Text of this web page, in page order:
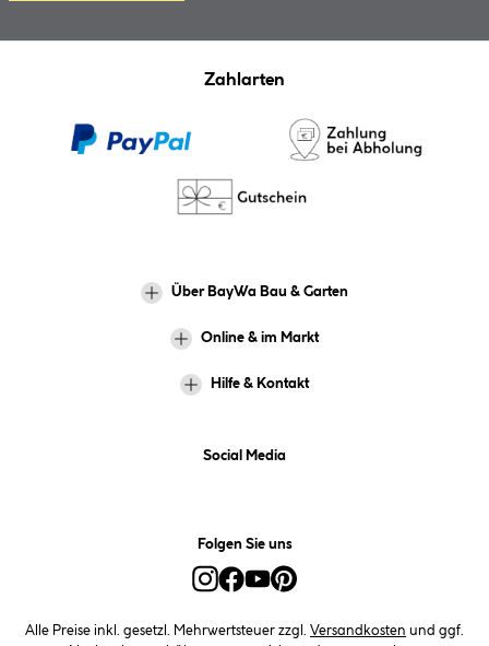
Zahlarten
Über BayWa Bau & Garten
Online & im Markt
Hilfe & Kontakt
Social Media
Folgen Sie uns
Alle Preise inkl. gesetzl. Mehrwertsteuer zzgl. Versandkosten und ggf.